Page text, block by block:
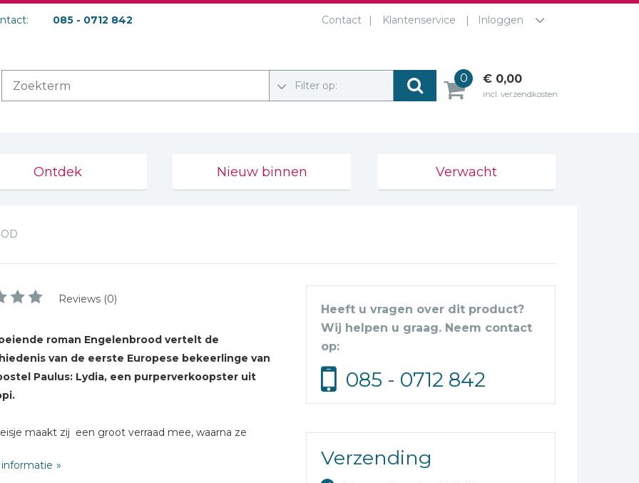
085 - 0712 842 Contact Klantenservice Inloggen
Filter op:
0 € 0,00
incl. verzendkosten
Ontdek Nieuw binnen Verwacht
Reviews (0)
roman Engelenbrood vertelt de
van de eerste Europese bekeerlinge van
Paulus: Lydia, een purperverkoopster uit
maakt zij een groot verraad mee, waarna ze
is een goede bekende van Lydia, maar van lieverlee
Heeft u vragen over dit product?
Wij helpen u graag. Neem contact
op:
085 - 0712 842
Verzending